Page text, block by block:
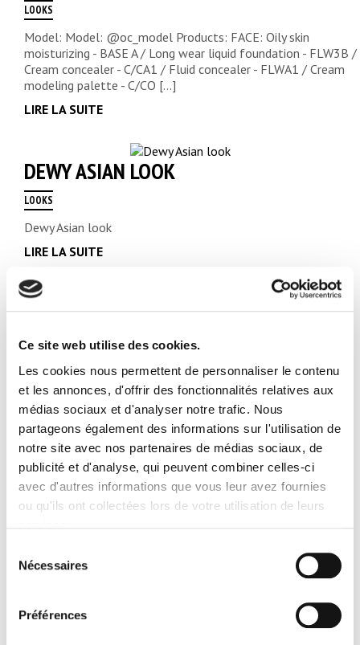
Ce site web utilise des cookies.
Les cookies nous permettent de personnaliser le contenu
et les annonces, d'offrir des fonctionnalités relatives aux
médias sociaux et d'analyser notre trafic. Nous
partageons également des informations sur l'utilisation de
notre site avec nos partenaires de médias sociaux, de
publicité et d'analyse, qui peuvent combiner celles-ci
avec d'autres informations que vous leur avez fournies
ou qu'ils ont collectées lors de votre utilisation de leurs
Nécessaires
Préférences
LOOKS
Model: Model: @oc_model Products: FACE: Oily skin
moisturizing - BASE A / Long wear liquid foundation - FLW3B /
Cream concealer - C/CA1 / Fluid concealer - FLWA1 / Cream
modeling palette - C/CO [...]
LIRE LA SUITE
DEWY ASIAN LOOK
LOOKS
Dewy Asian look
LIRE LA SUITE
PUMPKIN LOOK
LOOKS
Pumpkin look
LIRE LA SUITE
BRIGHT LOOK
LOOKS
test